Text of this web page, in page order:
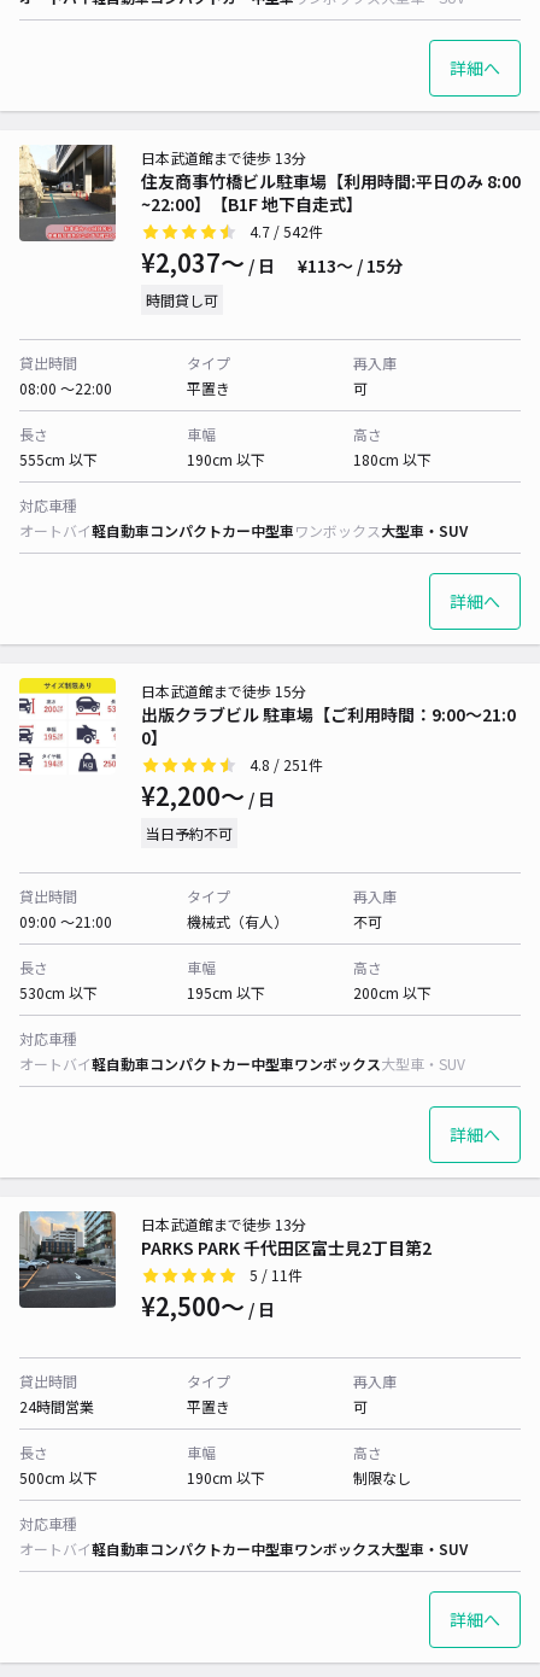
詳細へ
住友商事竹橋ビル駐車場【利用時間:平日のみ 8:00
~22:00】【B1F 地下自走式】
日本武道館まで徒歩 13分
4.7 / 542件
¥2,037〜 / 日 ¥113〜 / 15分
時間貸し可
貸出時間
08:00 〜22:00
タイプ
平置き
再入庫
可
長さ
555cm 以下
車幅
190cm 以下
高さ
180cm 以下
対応車種
オートバイ軽自動車コンパクトカー中型車ワンボックス大型車・SUV
詳細へ
出版クラブビル 駐車場【ご利用時間：9:00～21:0
0】
日本武道館まで徒歩 15分
4.8 / 251件
¥2,200〜 / 日
当日予約不可
貸出時間
09:00 〜21:00
タイプ
機械式（有人）
再入庫
不可
長さ
530cm 以下
車幅
195cm 以下
高さ
200cm 以下
対応車種
オートバイ軽自動車コンパクトカー中型車ワンボックス大型車・SUV
詳細へ
PARKS PARK 千代田区富士見2丁目第2
日本武道館まで徒歩 13分
5 / 11件
¥2,500〜 / 日
貸出時間
24時間営業
タイプ
平置き
再入庫
可
長さ
500cm 以下
車幅
190cm 以下
高さ
制限なし
対応車種
オートバイ軽自動車コンパクトカー中型車ワンボックス大型車・SUV
詳細へ